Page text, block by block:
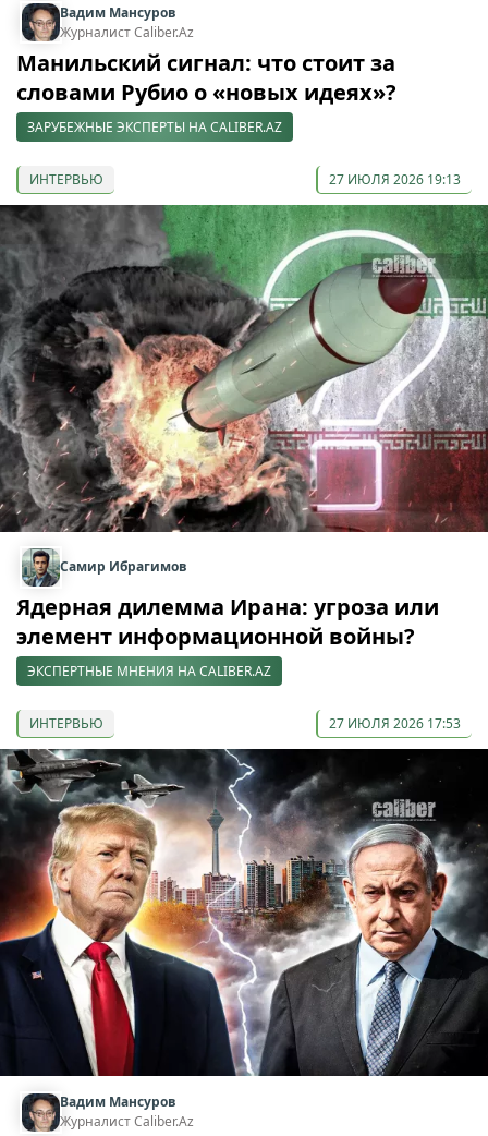
Вадим Мансуров
Журналист Caliber.Az
Манильский сигнал: что стоит за
словами Рубио о «новых идеях»?
ЗАРУБЕЖНЫЕ ЭКСПЕРТЫ НА CALIBER.AZ
ИНТЕРВЬЮ 27 ИЮЛЯ 2026 19:13
Самир Ибрагимов
Ядерная дилемма Ирана: угроза или
элемент информационной войны?
ЭКСПЕРТНЫЕ МНЕНИЯ НА CALIBER.AZ
ИНТЕРВЬЮ 27 ИЮЛЯ 2026 17:53
Вадим Мансуров
Журналист Caliber.Az